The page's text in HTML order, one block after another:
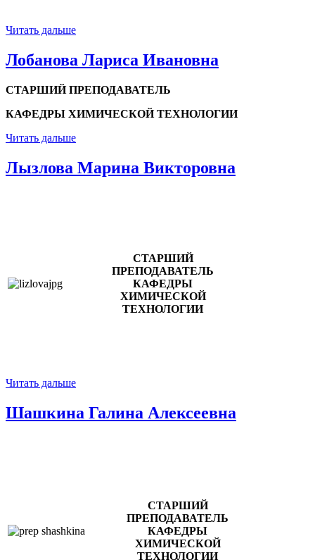
Читать дальше
Лобанова Лариса Ивановна
СТАРШИЙ ПРЕПОДАВАТЕЛЬ
КАФЕДРЫ ХИМИЧЕСКОЙ ТЕХНОЛОГИИ
Читать дальше
Лызлова Марина Викторовна
СТАРШИЙ
ПРЕПОДАВАТЕЛЬ
КАФЕДРЫ
ХИМИЧЕСКОЙ
ТЕХНОЛОГИИ
Читать дальше
Шашкина Галина Алексеевна
СТАРШИЙ
ПРЕПОДАВАТЕЛЬ
КАФЕДРЫ
ХИМИЧЕСКОЙ
ТЕХНОЛОГИИ